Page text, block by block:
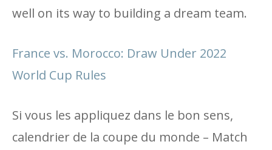
well on its way to building a dream team.
France vs. Morocco: Draw Under 2022
World Cup Rules
Si vous les appliquez dans le bon sens,
calendrier de la coupe du monde – Match